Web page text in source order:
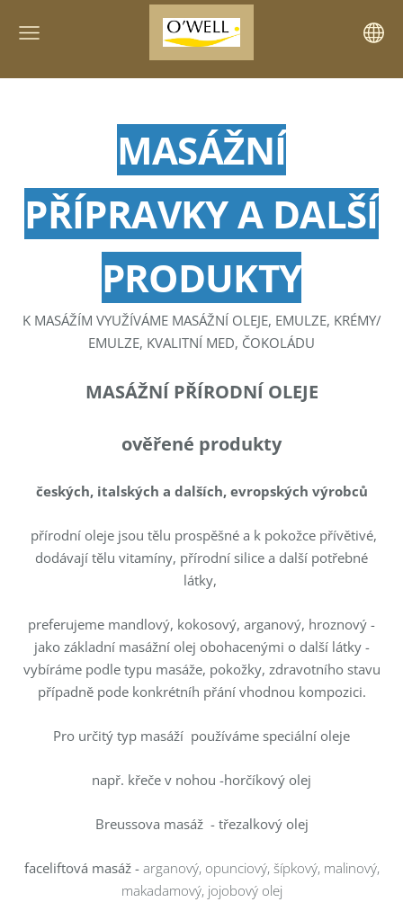
MASÁŽNÍ
PŘÍPRAVKY A DALŠÍ
PRODUKTY
K MASÁŽÍM VYUŽÍVÁME MASÁŽNÍ OLEJE, EMULZE, KRÉMY/
EMULZE, KVALITNÍ MED, ČOKOLÁDU
MASÁŽNÍ PŘÍRODNÍ OLEJE
ověřené produkty
českých, italských a dalších, evropských výrobců
přírodní oleje jsou tělu prospěšné a k pokožce přívětivé,
dodávají tělu vitamíny, přírodní silice a další potřebné
látky,
preferujeme mandlový, kokosový, arganový, hroznový -
jako základní masážní olej obohacenými o další látky -
vybíráme podle typu masáže, pokožky, zdravotního stavu
případně pode konkrétníh přání vhodnou kompozici.
Pro určitý typ masáží používáme speciální oleje
např. křeče v nohou -horčíkový olej
Breussova masáž - třezalkový olej
faceliftová masáž - arganový, opunciový, šípkový, malinový,
makadamový, jojobový olej